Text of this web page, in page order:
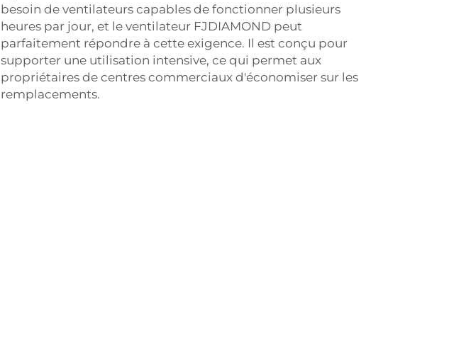
besoin de ventilateurs capables de fonctionner plusieurs
heures par jour, et le ventilateur FJDIAMOND peut
parfaitement répondre à cette exigence. Il est conçu pour
supporter une utilisation intensive, ce qui permet aux
propriétaires de centres commerciaux d'économiser sur les
remplacements.